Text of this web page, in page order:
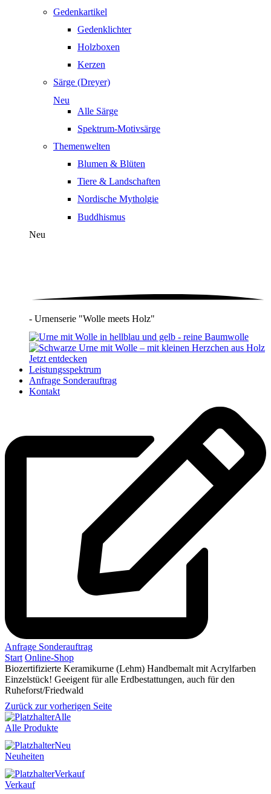
Gedenkartikel
Gedenklichter
Holzboxen
Kerzen
Särge (Dreyer)
Neu
Alle Särge
Spektrum-Motivsärge
Themenwelten
Blumen & Blüten
Tiere & Landschaften
Nordische Mytholgie
Buddhismus
Neu
- Urnenserie "Wolle meets Holz"
Jetzt entdecken
Leistungsspektrum
Anfrage Sonderauftrag
Kontakt
Anfrage Sonderauftrag
Start Online-Shop
Biozertifizierte Keramikurne (Lehm) Handbemalt mit Acrylfarben
Einzelstück! Geeigent für alle Erdbestattungen, auch für den
Ruheforst/Friedwald
Zurück zur vorherigen Seite
Alle
Alle Produkte
Neu
Neuheiten
Verkauf
Verkauf